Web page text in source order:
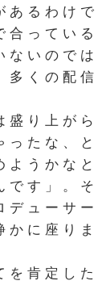
あるわけで
合っている
ないのでは
多くの配信
盛り上がら
ったな、と
ようかなと
です」。そ
デューサー
かに座りま
を肯定した